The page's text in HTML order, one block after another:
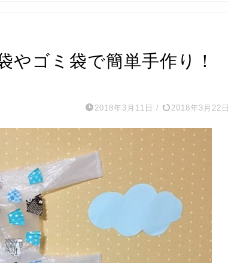
やゴミ袋で簡単手作り！
2018年3月11日 / 2018年3月22日